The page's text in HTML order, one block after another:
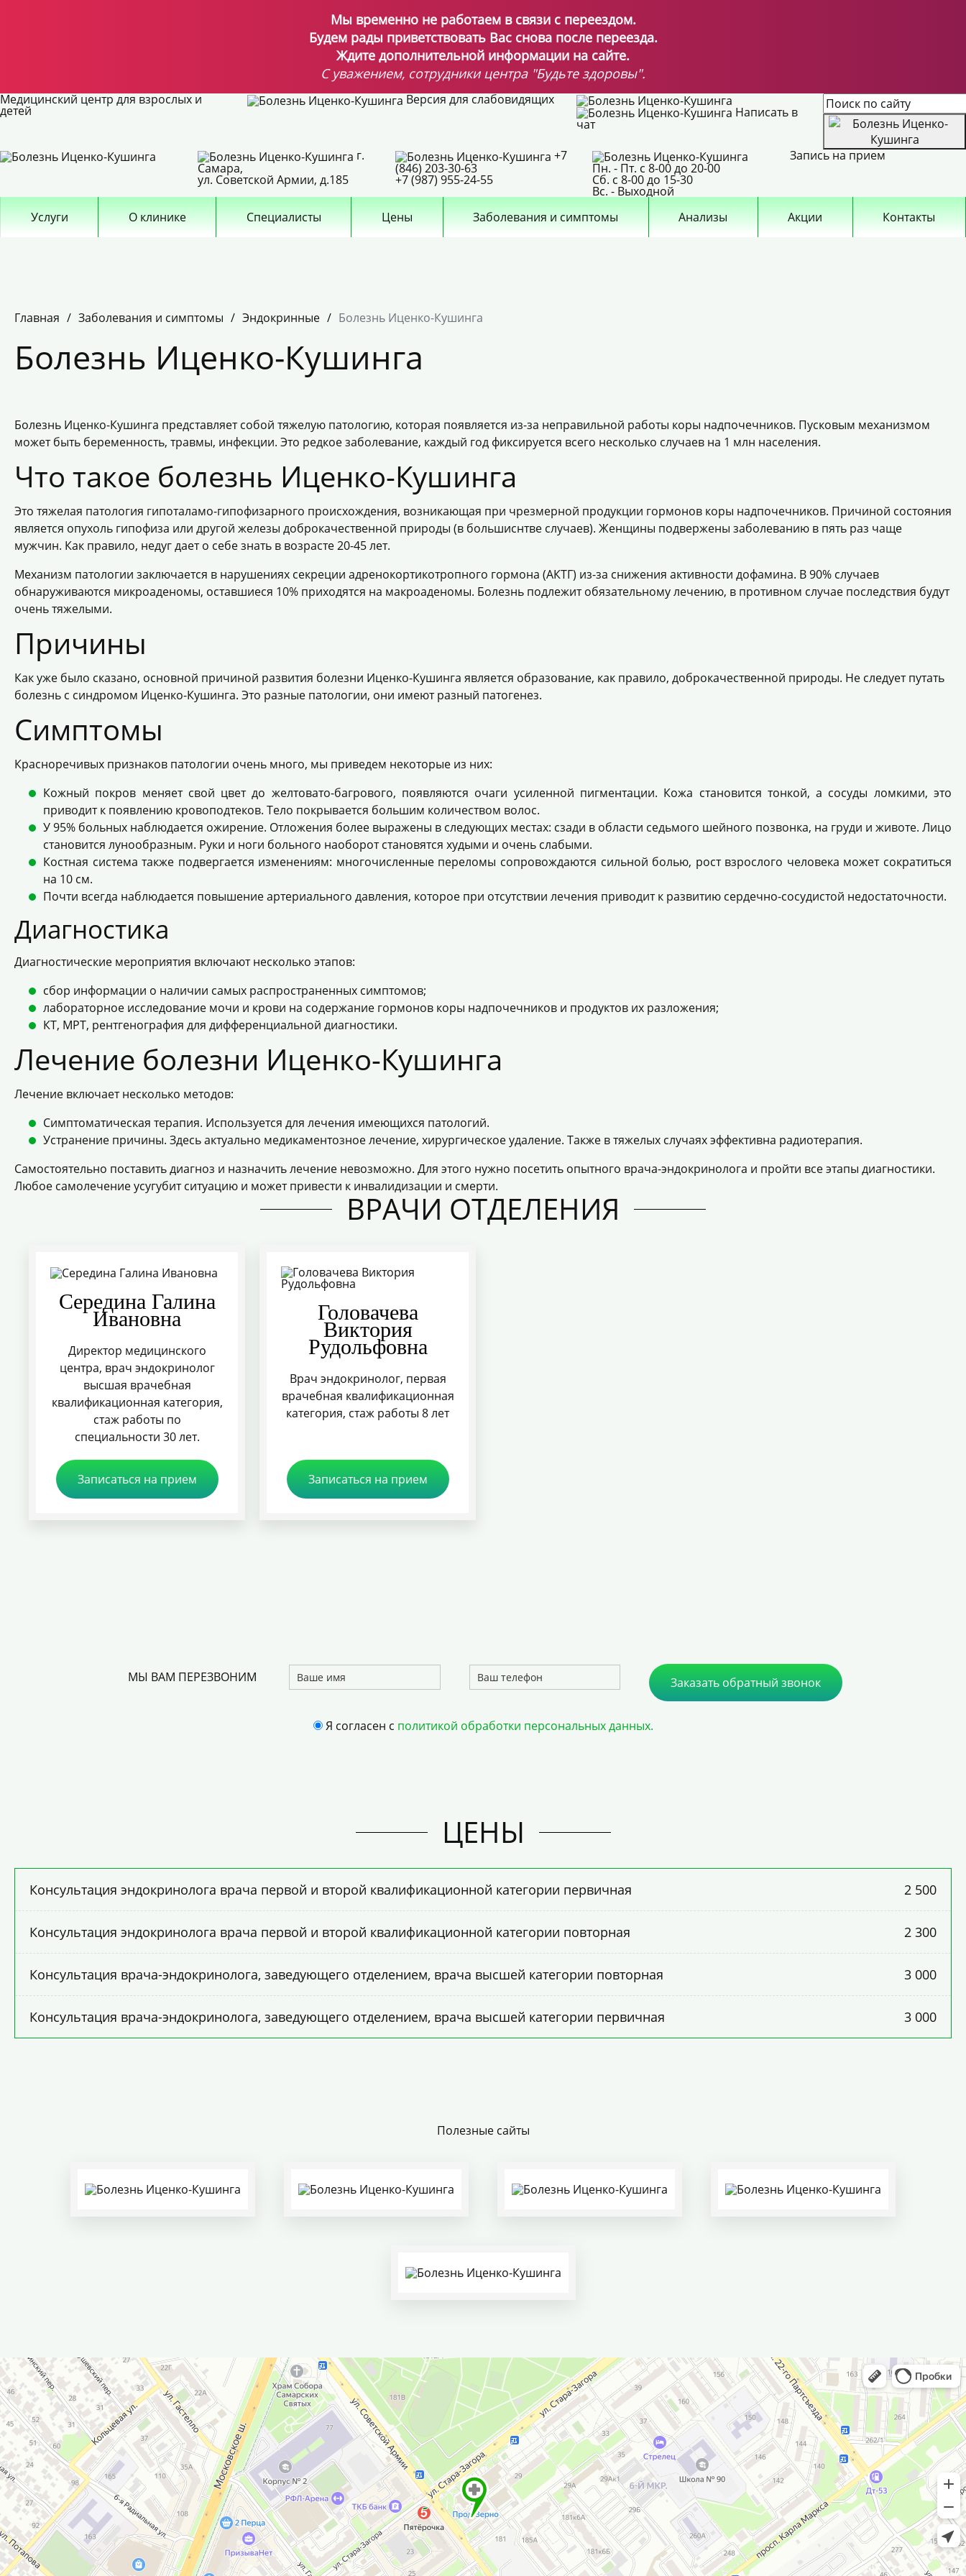
Мы временно не работаем в связи с переездом.
Будем рады приветствовать Вас снова после переезда.
Ждите дополнительной информации на сайте.
С уважением, сотрудники центра "Будьте здоровы".
Медицинский центр для взрослых и
детей
Версия для слабовидящих
Написать в
чат
г.
Самара,
ул. Советской Армии, д.185
+7
(846) 203-30-63
+7 (987) 955-24-55
Пн. - Пт. с 8-00 до 20-00
Сб. с 8-00 до 15-30
Вс. - Выходной
Запись на прием
Услуги О клинике Специалисты Цены Заболевания и симптомы Анализы Акции Контакты
Главная / Заболевания и симптомы / Эндокринные / Болезнь Иценко-Кушинга
Болезнь Иценко-Кушинга
Болезнь Иценко-Кушинга представляет собой тяжелую патологию, которая появляется из-за неправильной работы коры надпочечников. Пусковым механизмом
может быть беременность, травмы, инфекции. Это редкое заболевание, каждый год фиксируется всего несколько случаев на 1 млн населения.
Что такое болезнь Иценко-Кушинга
Это тяжелая патология гипоталамо-гипофизарного происхождения, возникающая при чрезмерной продукции гормонов коры надпочечников. Причиной состояния
является опухоль гипофиза или другой железы доброкачественной природы (в большиснтве случаев). Женщины подвержены заболеванию в пять раз чаще
мужчин. Как правило, недуг дает о себе знать в возрасте 20-45 лет.
Механизм патологии заключается в нарушениях секреции адренокортикотропного гормона (АКТГ) из-за снижения активности дофамина. В 90% случаев
обнаруживаются микроаденомы, оставшиеся 10% приходятся на макроаденомы. Болезнь подлежит обязательному лечению, в противном случае последствия будут
очень тяжелыми.
Причины
Как уже было сказано, основной причиной развития болезни Иценко-Кушинга является образование, как правило, доброкачественной природы. Не следует путать
болезнь с синдромом Иценко-Кушинга. Это разные патологии, они имеют разный патогенез.
Симптомы
Красноречивых признаков патологии очень много, мы приведем некоторые из них:
Кожный покров меняет свой цвет до желтовато-багрового, появляются очаги усиленной пигментации. Кожа становится тонкой, а сосуды ломкими, это
приводит к появлению кровоподтеков. Тело покрывается большим количеством волос.
У 95% больных наблюдается ожирение. Отложения более выражены в следующих местах: сзади в области седьмого шейного позвонка, на груди и животе. Лицо
становится лунообразным. Руки и ноги больного наоборот становятся худыми и очень слабыми.
Костная система также подвергается изменениям: многочисленные переломы сопровождаются сильной болью, рост взрослого человека может сократиться
на 10 см.
Почти всегда наблюдается повышение артериального давления, которое при отсутствии лечения приводит к развитию сердечно-сосудистой недостаточности.
Диагностика
Диагностические мероприятия включают несколько этапов:
сбор информации о наличии самых распространенных симптомов;
лабораторное исследование мочи и крови на содержание гормонов коры надпочечников и продуктов их разложения;
КТ, МРТ, рентгенография для дифференциальной диагностики.
Лечение болезни Иценко-Кушинга
Лечение включает несколько методов:
Симптоматическая терапия. Используется для лечения имеющихся патологий.
Устранение причины. Здесь актуально медикаментозное лечение, хирургическое удаление. Также в тяжелых случаях эффективна радиотерапия.
Самостоятельно поставить диагноз и назначить лечение невозможно. Для этого нужно посетить опытного врача-эндокринолога и пройти все этапы диагностики.
Любое самолечение усугубит ситуацию и может привести к инвалидизации и смерти.
ВРАЧИ ОТДЕЛЕНИЯ
Середина Галина
Ивановна
Директор медицинского
центра, врач эндокринолог
высшая врачебная
квалификационная категория,
стаж работы по
специальности 30 лет.
Записаться на прием
Головачева
Виктория
Рудольфовна
Врач эндокринолог, первая
врачебная квалификационная
категория, стаж работы 8 лет
Записаться на прием
МЫ ВАМ ПЕРЕЗВОНИМ Заказать обратный звонок
Я согласен с политикой обработки персональных данных.
ЦЕНЫ
Консультация эндокринолога врача первой и второй квалификационной категории первичная 2 500
Консультация эндокринолога врача первой и второй квалификационной категории повторная 2 300
Консультация врача-эндокринолога, заведующего отделением, врача высшей категории повторная 3 000
Консультация врача-эндокринолога, заведующего отделением, врача высшей категории первичная 3 000
Полезные сайты